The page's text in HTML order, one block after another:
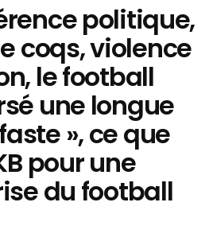
politique,
coqs, violence
le football
une longue
», ce que
pour une
du football